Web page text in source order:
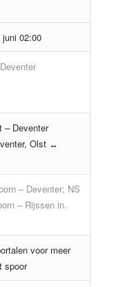
02:00
– Deventer
Olst ↔
– Deventer; NS
– Rijssen in.
voor meer
spoor